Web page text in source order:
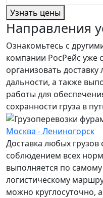
Узнать цены
Направления
Ознакомьтесь с
компании РосРейс
организовать
дальности, а также
работы для
сохранности груза в
Москва - Лениногорск
Доставка любых грузов
соблюдением всех
выполняется по
логистическому
можно круглосуточно,